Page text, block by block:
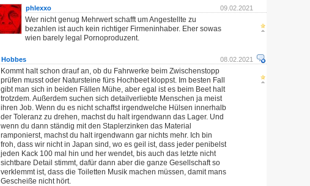
09.02.2021
phlexxo
Wer nicht genug Mehrwert schafft um Angestellte zu
bezahlen ist auch kein richtiger Firmeninhaber. Eher sowas
wien barely legal Pornoproduzent.
08.02.2021
Hobbes
Kommt halt schon drauf an, ob du Fahrwerke beim Zwischenstopp
prüfen musst oder Natursteine fürs Hochbeet kloppst. Im besten Fall
gibt man sich in beiden Fällen Mühe, aber egal ist es beim Beet halt
trotzdem. Außerdem suchen sich detailverliebte Menschen ja meist
ihren Job. Wenn du es nicht schaffst irgendwelche Hülsen innerhalb
der Toleranz zu drehen, machst du halt irgendwann das Lager. Und
wenn du dann ständig mit den Staplerzinken das Material
ramponierst, machst du halt irgendwann gar nichts mehr. Ich bin
froh, dass wir nicht in Japan sind, wo es geil ist, dass jeder penibelst
jeden Kack 100 mal hin und her wendet, bis auch das letzte nicht
sichtbare Detail stimmt, dafür dann aber die ganze Gesellschaft so
verklemmt ist, dass die Toiletten Musik machen müssen, damit mans
Gescheiße nicht hört.